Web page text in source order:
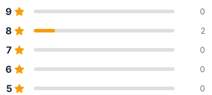
9 0
8 2
7 0
6 0
5 0